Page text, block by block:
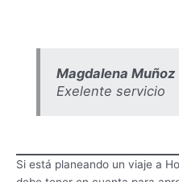
Magdalena Muñoz
Exelente servicio
Si está planeando un viaje a